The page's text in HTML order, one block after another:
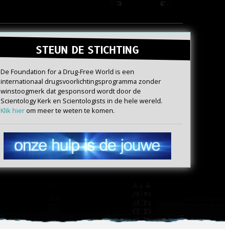
STEUN DE STICHTING
De Foundation for a Drug-Free World is een
internationaal drugs­voorlichtings­programma zonder
winstoogmerk dat gesponsord wordt door de
Scientology Kerk en Scientologists in de hele wereld.
Klik hierom meer te weten te komen.